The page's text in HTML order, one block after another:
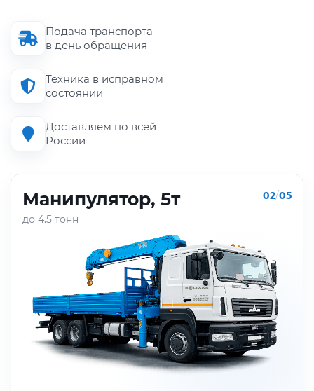
Подача транспорта
в день обращения
Техника в исправном
состоянии
Доставляем по всей
России
Манипулятор, 5т
до 4.5 тонн
02/05